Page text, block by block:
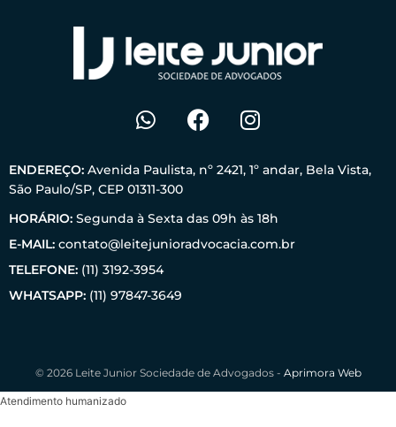
ENDEREÇO: Avenida Paulista, nº 2421, 1º andar, Bela Vista,
São Paulo/SP, CEP 01311-300
HORÁRIO: Segunda à Sexta das 09h às 18h
E-MAIL: contato@leitejunioradvocacia.com.br
TELEFONE: (11) 3192-3954
WHATSAPP: (11) 97847-3649
© 2026 Leite Junior Sociedade de Advogados - Aprimora Web
Atendimento humanizado